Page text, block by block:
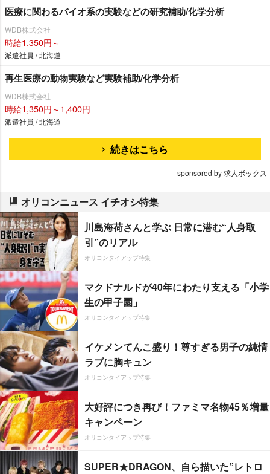
医療に関わるバイオ系の実験などの研究補助/化学分析
WDB株式会社
時給1,350円～
派遣社員 / 北海道
再生医療の動物実験など実験補助/化学分析
WDB株式会社
時給1,350円～1,400円
派遣社員 / 北海道
続きはこちら
sponsored by 求人ボックス
オリコンニュース イチオシ特集
川島海荷さんと学ぶ 日常に潜む“人身取
引”のリアル
オリコンタイアップ特集
マクドナルドが40年にわたり支える「小学
生の甲子園」
オリコンタイアップ特集
イケメンてんこ盛り！尊すぎる男子の純情
ラブに胸キュン
オリコンタイアップ特集
大好評につき再び！ファミマ名物45％増量
キャンペーン
オリコンタイアップ特集
SUPER★DRAGON、自ら描いた”レトロ